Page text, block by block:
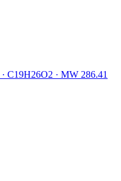
· C19H26O2 · MW 286.41